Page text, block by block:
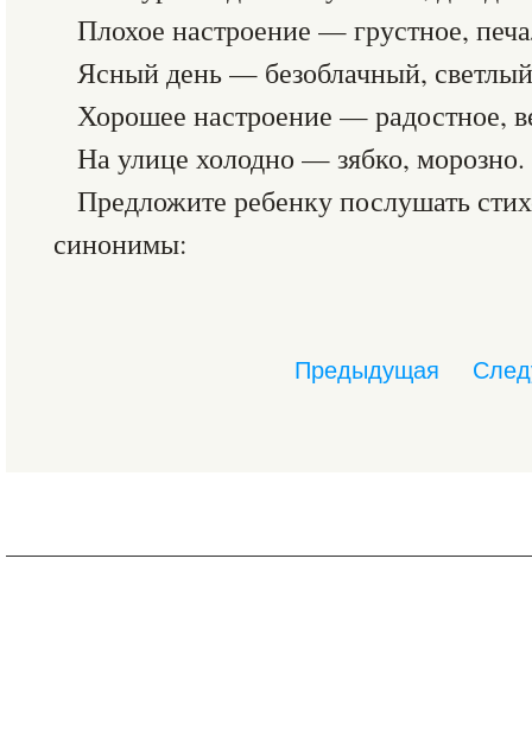
Плохое настроение — грустное,
Ясный день — безоблачный,
Хорошее настроение — радостное,
На улице холодно — зябко, морозно.
Предложите ребенку послушать
синонимы:
Предыдущая